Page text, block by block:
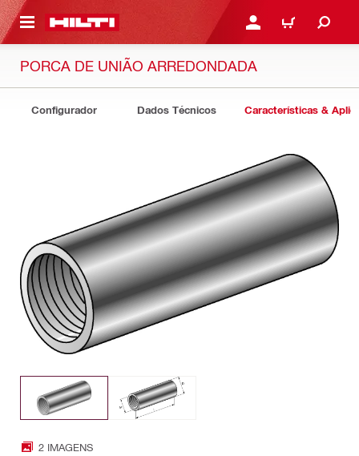
PRINCIPAL ENTRAR OU CADASTRAR
CARRINHO
PORCA DE UNIÃO ARREDONDADA
Configurador Dados Técnicos Características &
2 IMAGENS